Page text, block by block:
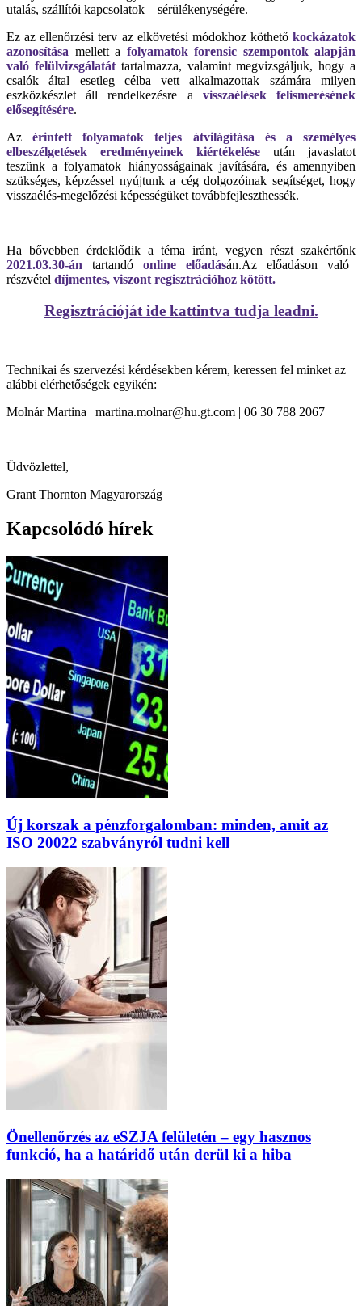
utalás, szállítói kapcsolatok – sérülékenységére.
Ez az ellenőrzési terv az elkövetési módokhoz köthető kockázatok
azonosítása mellett a folyamatok forensic szempontok alapján
való felülvizsgálatáttartalmazza, valamint megvizsgáljuk, hogy a
csalók által esetleg célba vett alkalmazottak számára milyen
eszközkészlet áll rendelkezésre a visszaélések felismerésének
elősegítésére.
Azérintett folyamatok teljes átvilágítása és a személyes
elbeszélgetések eredményeinek kiértékelése után javaslatot
teszünk a folyamatok hiányosságainak javítására, és amennyiben
szükséges, képzéssel nyújtunk a cég dolgozóinak segítséget, hogy
visszaélés-megelőzési képességüket továbbfejleszthessék.
Ha bővebben érdeklődik a téma iránt, vegyen részt szakértőnk
2021.03.30-án tartandó online előadásán.Az előadáson való
részvétel díjmentes, viszont regisztrációhoz kötött.
Regisztrációját ide kattintva tudja leadni.
Technikai és szervezési kérdésekben kérem, keressen fel minket az
alábbi elérhetőségek egyikén:
Molnár Martina | martina.molnar@hu.gt.com | 06 30 788 2067
Üdvözlettel,
Grant Thornton Magyarország
Kapcsolódó hírek
Új korszak a pénzforgalomban: minden, amit az
ISO 20022 szabványról tudni kell
Önellenőrzés az eSZJA felületén – egy hasznos
funkció, ha a határidő után derül ki a hiba